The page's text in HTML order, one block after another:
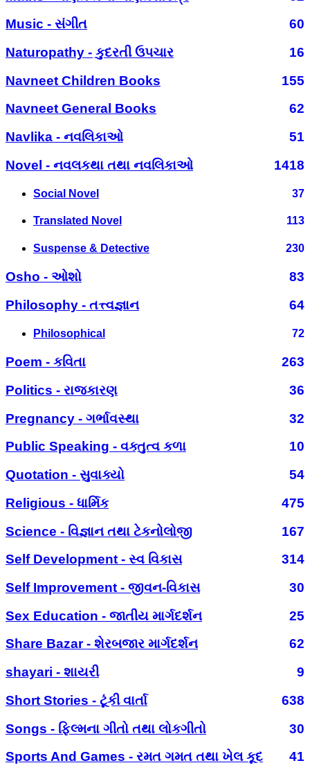
Music - સંગીત
60
Naturopathy - કુદરતી ઉપચાર
16
Navneet Children Books
155
Navneet General Books
62
Navlika - નવલિકાઓ
51
Novel - નવલકથા તથા નવલિકાઓ
1418
Social Novel 37
Translated Novel 113
Suspense & Detective 230
Osho - ઓશો
83
Philosophy - તત્ત્વજ્ઞાન
64
Philosophical 72
Poem - કવિતા
263
Politics - રાજકારણ
36
Pregnancy - ગર્ભાવસ્થા
32
Public Speaking - વક્તુત્વ કળા
10
Quotation - સુવાક્યો
54
Religious - ધાર્મિક
475
Science - વિજ્ઞાન તથા ટેકનોલોજી
167
Self Development - સ્વ વિકાસ
314
Self Improvement - જીવન-વિકાસ
30
Sex Education - જાતીય માર્ગદર્શન
25
Share Bazar - શેરબજાર માર્ગદર્શન
62
shayari - શાયરી
9
Short Stories - ટૂંકી વાર્તા
638
Songs - ફિલ્મના ગીતો તથા લોકગીતો
30
Sports And Games - રમત ગમત તથા ખેલ કૂદ
41